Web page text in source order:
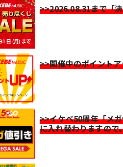
>>2026.08.31まで「
>>開催中のポイント
>>イケベ50周年「メ
に入れ替わりますので